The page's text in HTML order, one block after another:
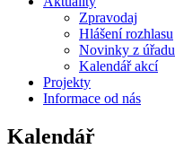
Zpravodaj
Hlášení rozhlasu
Novinky z úřadu
Kalendář akcí
Projekty
Informace od nás
Kalendář